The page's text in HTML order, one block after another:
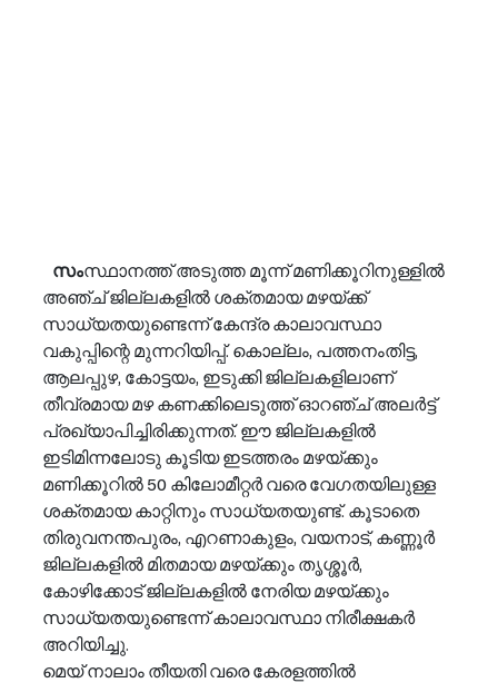
   സം
സ്ഥാനത്ത് അടുത്ത മൂന്ന് മണിക്കൂറിനുള്ളിൽ
അഞ്ച് ജില്ലകളിൽ ശക്തമായ മഴയ്ക്ക്
സാധ്യതയുണ്ടെന്ന് കേന്ദ്ര കാലാവസ്ഥാ
വകുപ്പിന്റെ മുന്നറിയിപ്പ്. കൊല്ലം, പത്തനംതിട്ട,
ആലപ്പുഴ, കോട്ടയം, ഇടുക്കി ജില്ലകളിലാണ്
തീവ്രമായ മഴ കണക്കിലെടുത്ത് ഓറഞ്ച് അലർട്ട്
പ്രഖ്യാപിച്ചിരിക്കുന്നത്. ഈ ജില്ലകളിൽ
ഇടിമിന്നലോടു കൂടിയ ഇടത്തരം മഴയ്ക്കും
മണിക്കൂറിൽ 50 കിലോമീറ്റർ വരെ വേഗതയിലുള്ള
ശക്തമായ കാറ്റിനും സാധ്യതയുണ്ട്. കൂടാതെ
തിരുവനന്തപുരം, എറണാകുളം, വയനാട്, കണ്ണൂർ
ജില്ലകളിൽ മിതമായ മഴയ്ക്കും തൃശ്ശൂർ,
കോഴിക്കോട് ജില്ലകളിൽ നേരിയ മഴയ്ക്കും
സാധ്യതയുണ്ടെന്ന് കാലാവസ്ഥാ നിരീക്ഷകർ
അറിയിച്ചു.
മെയ് നാലാം തീയതി വരെ കേരളത്തിൽ